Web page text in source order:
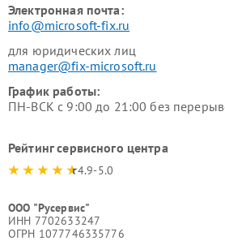
Электронная почта:
info@microsoft-fix.ru
для юридических лиц
manager@fix-microsoft.ru
График работы:
ПН-ВСК с 9:00 до 21:00 без
Рейтинг сервисного центра
4.9-5.0
ООО "Русервис"
ИНН 7702633247
ОГРН 1077746335776